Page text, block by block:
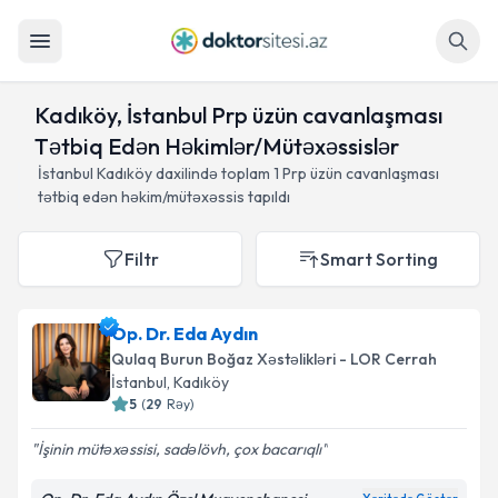
Kadıköy, İstanbul Prp üzün cavanlaşması
Tətbiq Edən Həkimlər/Mütəxəssislər
İstanbul Kadıköy daxilində toplam 1 Prp üzün cavanlaşması
tətbiq edən həkim/mütəxəssis tapıldı
Filtr Smart Sorting
Op. Dr. Eda Aydın
Qulaq Burun Boğaz Xəstəlikləri - LOR Cerrah
İstanbul, Kadıköy
5 (29 Rəy)
İşinin mütəxəssisi, sadəlövh, çox bacarıqlı